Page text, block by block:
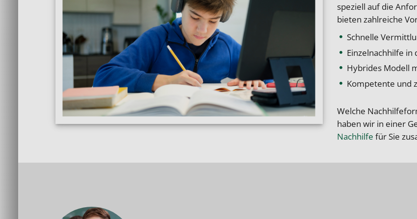
speziell auf die
bieten zahlreiche
Schnelle
Einzelnachhilfe in
Hybrides Modell
Kompetente und
Welche
haben wir in einer
Nachhilfe für Sie